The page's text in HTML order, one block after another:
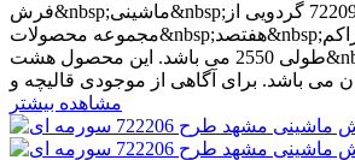
فرش&nbsp;ماشینی&nbsp;مشهد طرح کد 722098 گردویی از
مجموعه محصولات&nbsp;هفتصد&nbsp;شانه بوده که دارای تراکم
طولی 2550 می باشد. این محصول هشت&nbsp;رنگ بوده و 100%
مشاهده بیشتر